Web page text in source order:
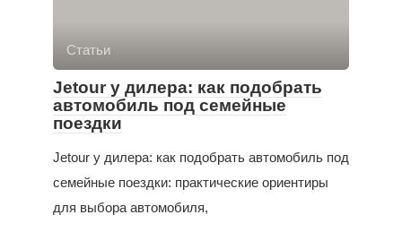
Статьи
Jetour у дилера: как подобрать
автомобиль под семейные
поездки
Jetour у дилера: как подобрать автомобиль под
семейные поездки: практические ориентиры
для выбора автомобиля,